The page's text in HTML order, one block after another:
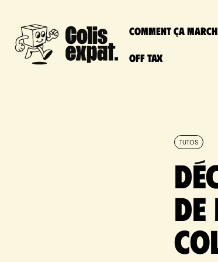
Comment ça
Off Tax
TUTOS
de